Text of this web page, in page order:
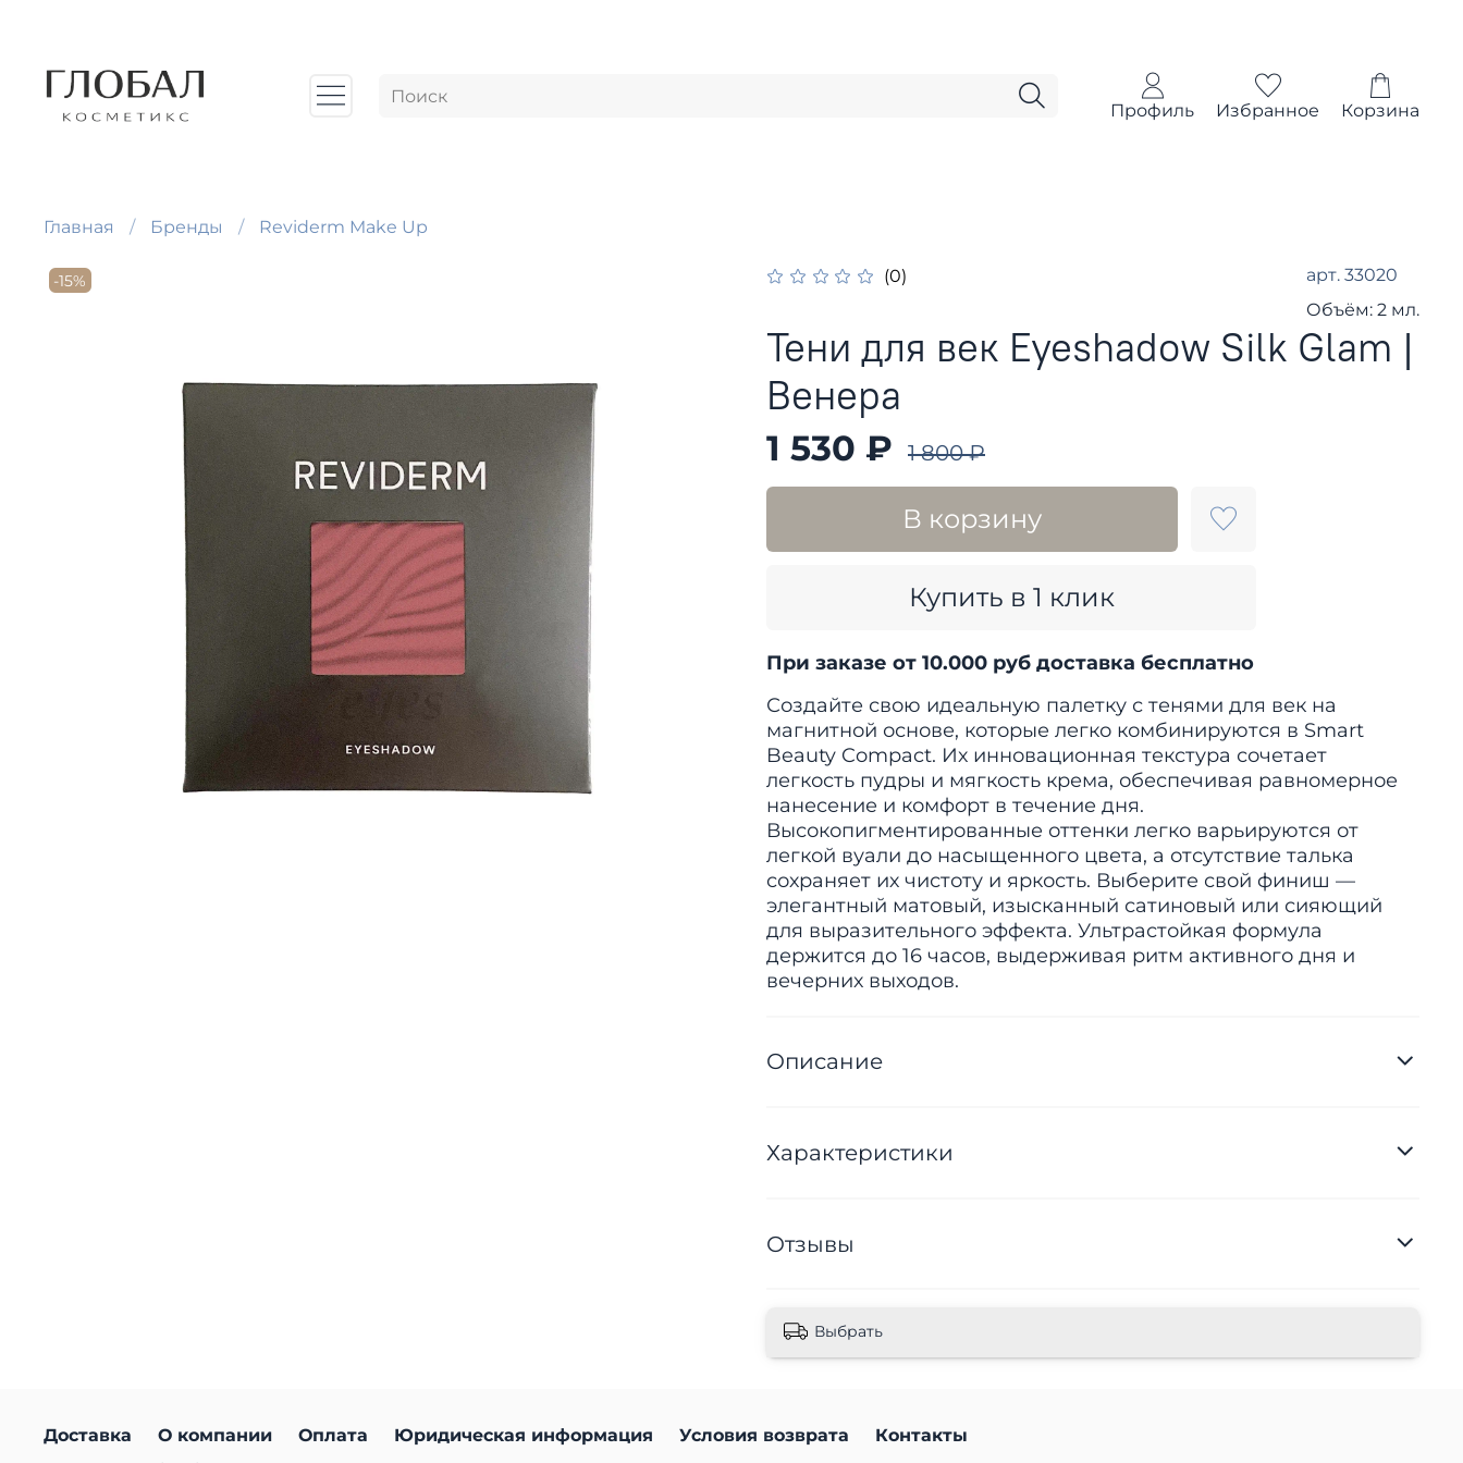
Профиль Избранное Корзина
Главная Бренды Reviderm Make Up
-15% (0) арт. 33020
Объём: 2 мл.
Тени для век Eyeshadow Silk Glam |
Венера
1 530 ₽ 1 800 ₽
В корзину
Купить в 1 клик
При заказе от 10.000 руб доставка бесплатно
Создайте свою идеальную палетку с тенями для век на
магнитной основе, которые легко комбинируются в Smart
Beauty Compact. Их инновационная текстура сочетает
легкость пудры и мягкость крема, обеспечивая равномерное
нанесение и комфорт в течение дня.
Высокопигментированные оттенки легко варьируются от
легкой вуали до насыщенного цвета, а отсутствие талька
сохраняет их чистоту и яркость. Выберите свой финиш —
элегантный матовый, изысканный сатиновый или сияющий
для выразительного эффекта. Ультрастойкая формула
держится до 16 часов, выдерживая ритм активного дня и
вечерних выходов.
Описание
Характеристики
Отзывы
Выбрать
Доставка О компании Оплата Юридическая информация Условия возврата
Контакты